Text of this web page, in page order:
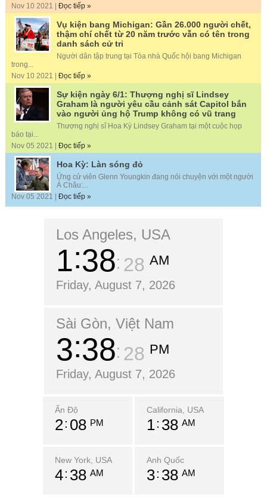
Nov 10 2021 | Đọc tiếp »
Vụ kiện bang Michigan: Gần 26.000 người chết,
thậm chí chết từ 20 năm trước vẫn có tên trong
danh sách cử tri
Người dân tập trung tại Tòa nhà Quốc hội bang Michigan
trong...
Nov 10 2021 | Đọc tiếp »
Sự kiện ngày 6/1: Thượng nghị sĩ Lindsey
Graham là người yêu cầu cảnh sát Capitol bắn
vào người ủng hộ Trump không có vũ trang
Thượng nghị sĩ Hoa Kỳ Lindsey Graham tại một cuộc họp
báo tại...
Nov 05 2021 | Đọc tiếp »
Hoa Kỳ: Làn sóng đỏ
Ứng cử viên Glenn Youngkin đang nói chuyện với một người
Á Châu:...
Nov 05 2021 | Đọc tiếp »
Los Angeles, USA
1 38 29 AM
Friday, August 7, 2026
Sài Gòn, Việt Nam
3 38 29 PM
Friday, August 7, 2026
Ấn Độ
2 08 PM
California, USA
1 38 AM
New York, USA
4 38 AM
Anh Quốc
3 38 AM